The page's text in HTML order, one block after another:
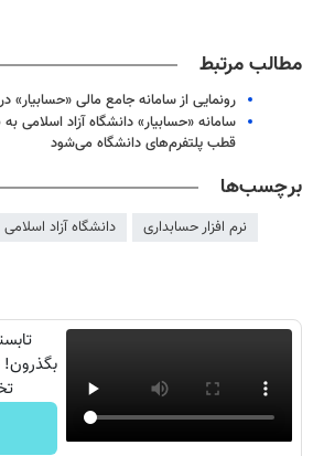
مطالب مرتبط
رونمایی از سامانه جامع مالی «حسابیار»
سامانه «حسابیار» دانشگاه آزاد اسلامی
قطب پلتفرم‌های دانشگاه می‌شود
برچسب‌ها
نرم افزار حسابداری دانشگاه آزاد اسلامی